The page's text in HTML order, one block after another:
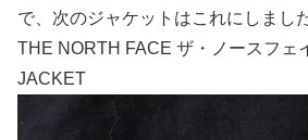
で、次のジャケットはこれにしました
THE NORTH FACE ザ・ノースフェ
JACKET